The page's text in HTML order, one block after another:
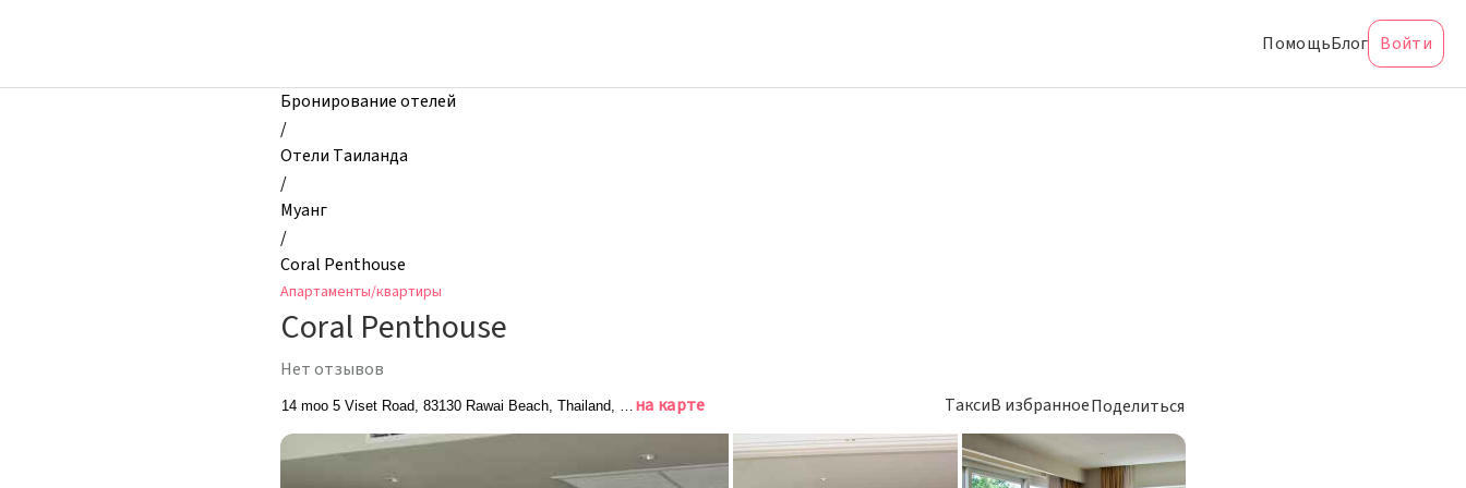
и
ПомощьБлог Войти
Бронирование отелей
/
Отели Таиланда
/
Муанг
/
Coral Penthouse
Апартаменты/квартиры
Coral Penthouse
Нет отзывов
14 moo 5 Viset Road, 83130 Rawai Beach, Thailand, Равайна карте ТаксиВ избранноеПоделиться